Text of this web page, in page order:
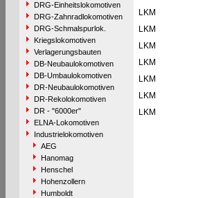
DRG-Einheitslokomotiven
DRG-Zahnradlokomotiven
DRG-Schmalspurlok.
Kriegslokomotiven
Verlagerungsbauten
DB-Neubaulokomotiven
DB-Umbaulokomotiven
DR-Neubaulokomotiven
DR-Rekolokomotiven
DR - "6000er"
ELNA-Lokomotiven
Industrielokomotiven
AEG
Hanomag
Henschel
Hohenzollern
Humboldt
LKM
LKM
LKM
LKM
LKM
LKM
LKM